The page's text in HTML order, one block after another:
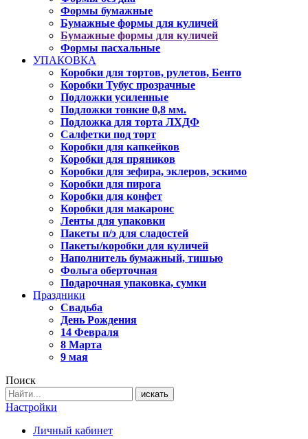
Формы бумажные
Бумажные формы для куличей
Бумажные формы для куличей
Формы пасхальные
УПАКОВКА
Коробки для тортов, рулетов, Бенто
Коробки Тубус прозрачные
Подложки усиленные
Подложки тонкие 0,8 мм.
Подложка для торта ЛХДФ
Салфетки под торт
Коробки для капкейков
Коробки для пряников
Коробки для зефира, эклеров, эскимо
Коробки для пирога
Коробки для конфет
Коробки для макаронс
Ленты для упаковки
Пакеты п/э для сладостей
Пакеты/коробки для куличей
Наполнитель бумажный, тишью
Фольга оберточная
Подарочная упаковка, сумки
Праздники
Свадьба
День Рождения
14 Февраля
8 Марта
9 мая
Поиск
искать
Настройки
Личный кабинет